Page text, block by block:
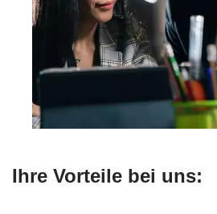
Ihre Vorteile bei uns: